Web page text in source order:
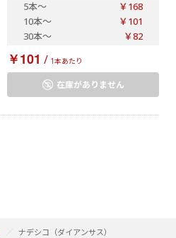
5本～
￥168
10本～
￥101
30本～ ￥82
￥101 / 1本あたり
在庫がありません
ナデシコ（ダイアンサス）